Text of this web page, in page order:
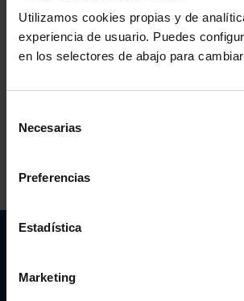
Utilizamos cookies propias y de
experiencia de usuario. Puedes
en los selectores de abajo para
Necesarias
Preferencias
Estadística
Marketing